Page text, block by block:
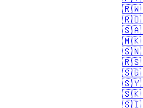
🇷🇼
🇷🇴
🇸🇦
🇲🇰
🇸🇳
🇷🇸
🇸🇬
🇸🇾
🇸🇰
🇸🇮